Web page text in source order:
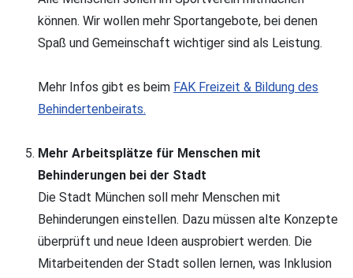
können. Wir wollen mehr Sportangebote, bei denen
Spaß und Gemeinschaft wichtiger sind als Leistung.
Mehr Infos gibt es beim FAK Freizeit & Bildung des
Behindertenbeirats.
Mehr Arbeitsplätze für Menschen mit
Behinderungen bei der Stadt
Die Stadt München soll mehr Menschen mit
Behinderungen einstellen. Dazu müssen alte Konzepte
überprüft und neue Ideen ausprobiert werden. Die
Mitarbeitenden der Stadt sollen lernen, was Inklusion